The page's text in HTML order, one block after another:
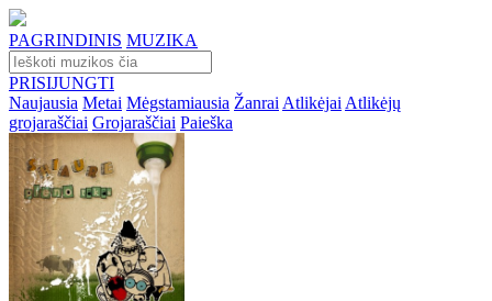
PAGRINDINIS MUZIKA
PRISIJUNGTI
Naujausia Metai Mėgstamiausia Žanrai Atlikėjai Atlikėjų
grojaraščiai Grojaraščiai Paieška